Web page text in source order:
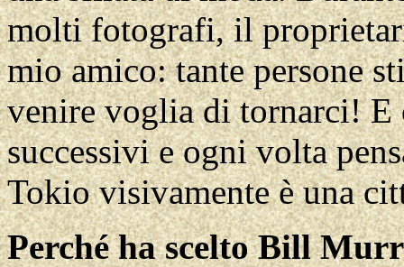
molti fotografi, il
mio amico: tante persone
venire voglia di tornarci! E
successivi e ogni volta
Tokio visivamente è una
Perché ha scelto Bill